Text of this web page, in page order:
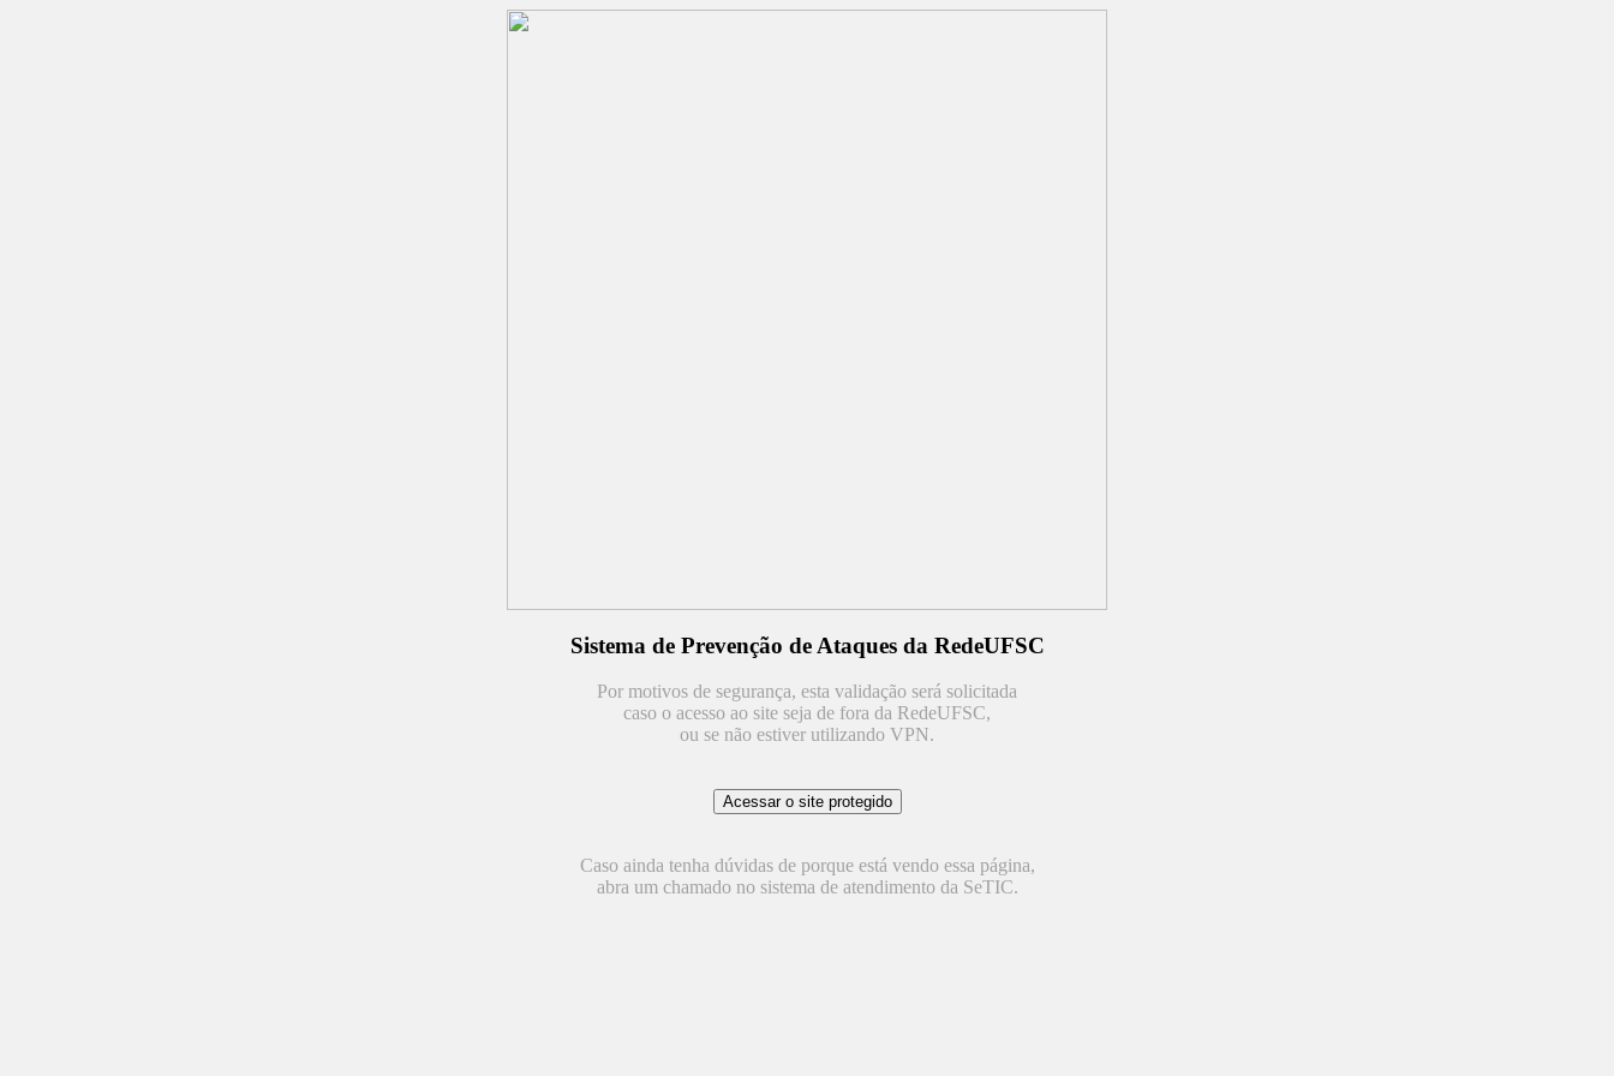
Sistema de Prevenção de Ataques da RedeUFSC
Por motivos de segurança, esta validação será solicitada
caso o acesso ao site seja de fora da RedeUFSC,
ou se não estiver utilizando VPN.
Caso ainda tenha dúvidas de porque está vendo essa página,
abra um chamado no sistema de atendimento da SeTIC.